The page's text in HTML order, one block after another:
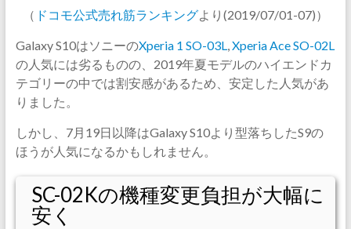
（ ドコモ公式売れ筋ランキングより(2019/07/01-07)）
Galaxy S10はソニーのXperia 1 SO-03L,Xperia Ace SO-02L
の人気には劣るものの、2019年夏モデルのハイエンドカ
テゴリーの中では割安感があるため、安定した人気があ
りました。
しかし、7月19日以降はGalaxy S10より型落ちしたS9の
ほうが人気になるかもしれません。
SC-02Kの機種変更負担が大幅に
安く